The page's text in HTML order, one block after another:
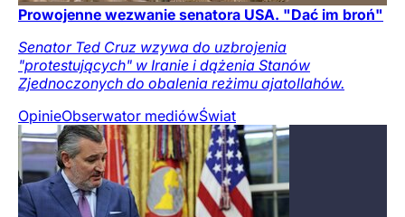
Prowojenne wezwanie senatora USA. "Dać im broń"
Senator Ted Cruz wzywa do uzbrojenia
"protestujących" w Iranie i dążenia Stanów
Zjednoczonych do obalenia reżimu ajatollahów.
OpinieObserwator mediówŚwiat